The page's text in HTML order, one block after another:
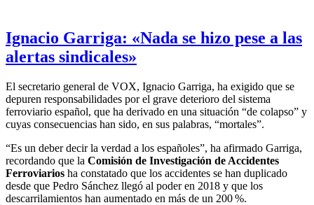
Ignacio Garriga: «Nada se hizo pese a las
alertas sindicales»
El secretario general de VOX, Ignacio Garriga, ha exigido que se
depuren responsabilidades por el grave deterioro del sistema
ferroviario español, que ha derivado en una situación “de colapso” y
cuyas consecuencias han sido, en sus palabras, “mortales”.
“Es un deber decir la verdad a los españoles”, ha afirmado Garriga,
recordando que la Comisión de Investigación de Accidentes
Ferroviarios ha constatado que los accidentes se han duplicado
desde que Pedro Sánchez llegó al poder en 2018 y que los
descarrilamientos han aumentado en más de un 200 %.